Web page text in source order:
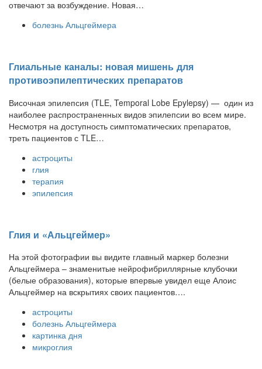
отвечают за возбуждение. Новая…
болезнь Альцгеймера
Глиальные каналы: новая мишень для
противоэпилептических препаратов
Височная эпилепсия (TLE, Temporal Lobe Epylepsy) — один из
наиболее распространенных видов эпилепсии во всем мире.
Несмотря на доступность симптоматических препаратов,
треть пациентов с TLE…
астроциты
глия
терапия
эпилепсия
Глия и «Альцгеймер»
На этой фотографии вы видите главный маркер болезни
Альцгеймера – знаменитые нейрофибриллярные клубочки
(белые образования), которые впервые увидел еще Алоис
Альцгеймер на вскрытиях своих пациентов….
астроциты
болезнь Альцгеймера
картинка дня
микроглия